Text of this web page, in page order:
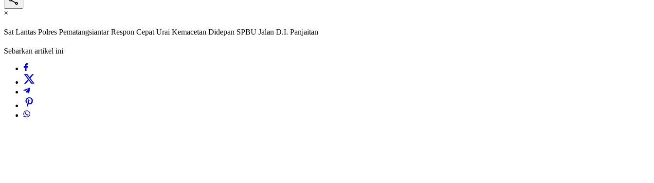
×
Sat Lantas Polres Pematangsiantar Respon Cepat Urai Kemacetan Didepan SPBU Jalan D.I. Panjaitan
Sebarkan artikel ini